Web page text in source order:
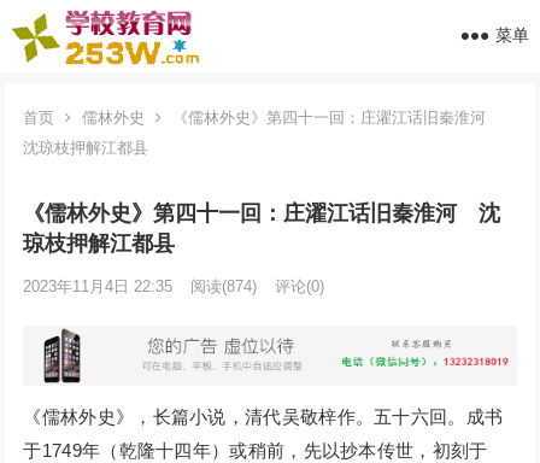
菜单
首页 儒林外史
《儒林外史》第四十一回：庄濯江话旧秦淮河
沈琼枝押解江都县
《儒林外史》第四十一回：庄濯江话旧秦淮河 沈
琼枝押解江都县
2023年11月4日 22:35 阅读(874) 评论(0)
《儒林外史》，长篇小说，清代吴敬梓作。五十六回。成书
于1749年（乾隆十四年）或稍前，先以抄本传世，初刻于